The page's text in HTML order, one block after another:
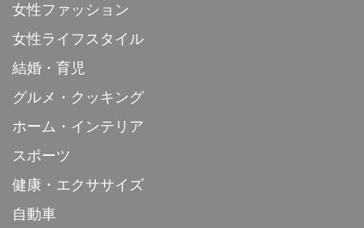
女性ファッション
女性ライフスタイル
結婚・育児
グルメ・クッキング
ホーム・インテリア
スポーツ
健康・エクササイズ
自動車